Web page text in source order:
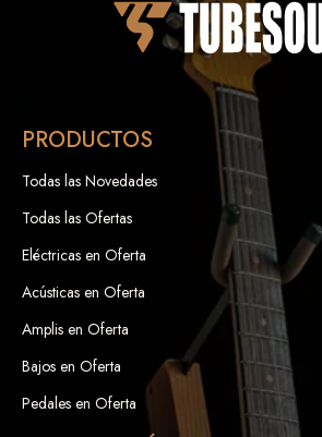
PRODUCTOS
Todas las Novedades
Todas las Ofertas
Eléctricas en Oferta
Acústicas en Oferta
Amplis en Oferta
Bajos en Oferta
Pedales en Oferta